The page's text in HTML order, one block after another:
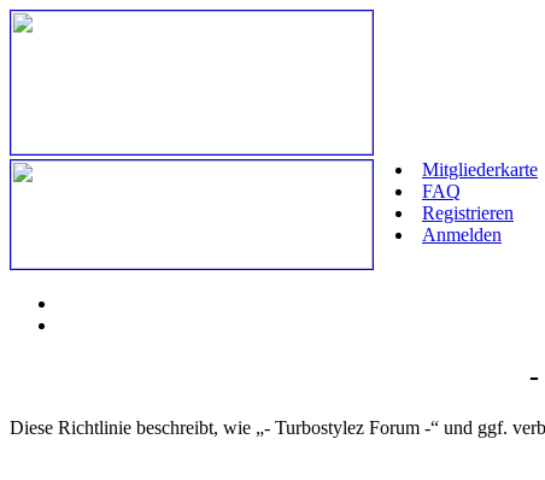
Mitgliederkarte
FAQ
Registrieren
Anmelden
-
Diese Richtlinie beschreibt, wie „- Turbostylez Forum -“ und ggf.